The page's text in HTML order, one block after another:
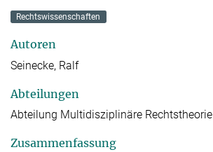
Rechtswissenschaften
Autoren
Seinecke, Ralf
Abteilungen
Abteilung Multidisziplinäre Rechtstheorie
Zusammenfassung